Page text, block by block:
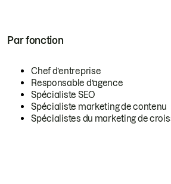
Par fonction
Chef d’entreprise
Responsable d’agence
Spécialiste SEO
Spécialiste marketing de contenu
Spécialistes du marketing de